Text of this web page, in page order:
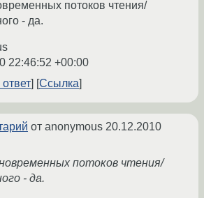
потоков чтения/
- да.
22:46:52 +00:00
Ссылка
от anonymous 20.12.2010
потоков чтения/
- да.